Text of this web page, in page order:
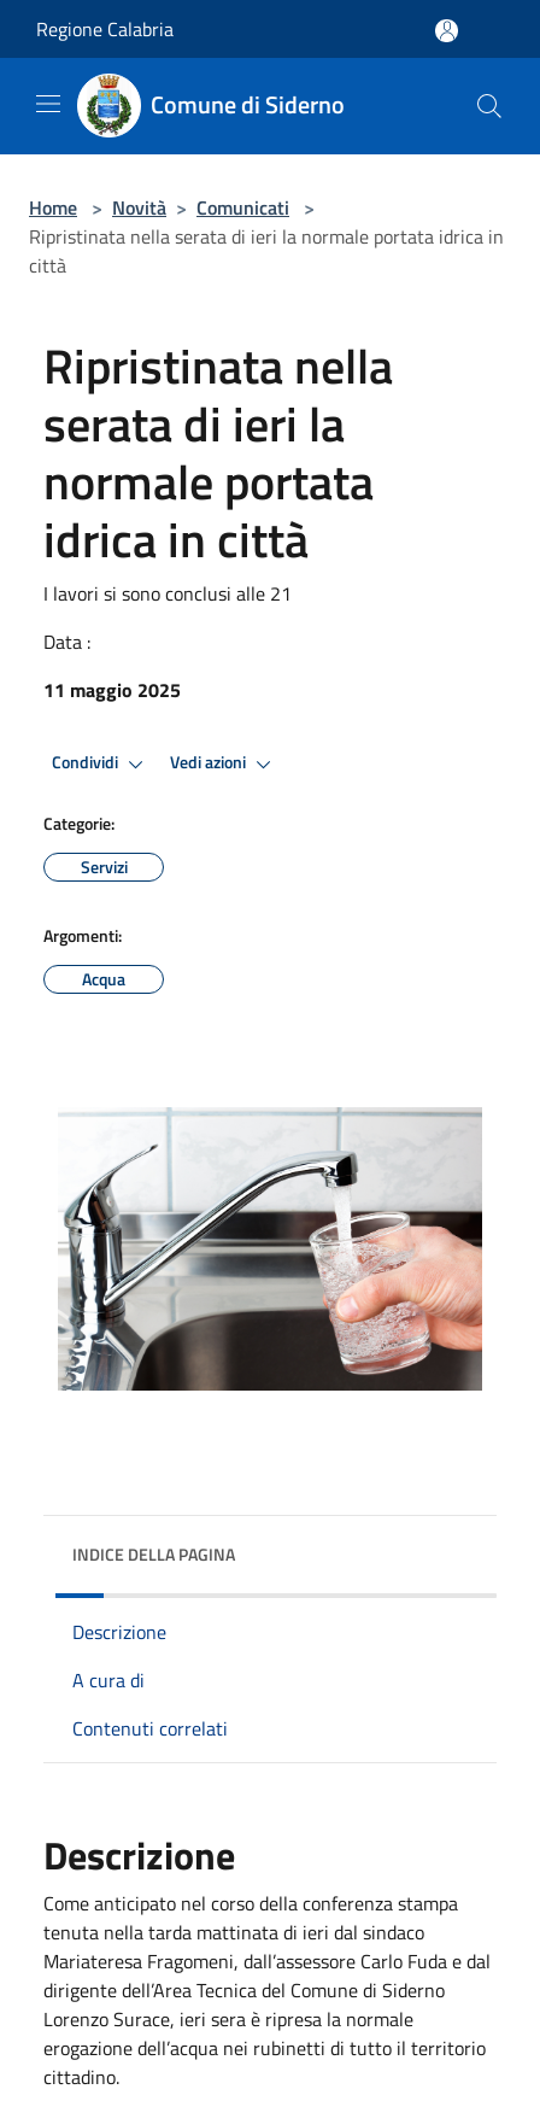
Regione Calabria
Comune di Siderno
Home > Novità > Comunicati >
Ripristinata nella serata di ieri la normale portata idrica in
città
Ripristinata nella
serata di ieri la
normale portata
idrica in città
I lavori si sono conclusi alle 21
Data :
11 maggio 2025
Condividi Vedi azioni
Categorie:
Servizi
Argomenti:
Acqua
INDICE DELLA PAGINA
Descrizione
A cura di
Contenuti correlati
Descrizione
Come anticipato nel corso della conferenza stampa
tenuta nella tarda mattinata di ieri dal sindaco
Mariateresa Fragomeni, dall’assessore Carlo Fuda e dal
dirigente dell’Area Tecnica del Comune di Siderno
Lorenzo Surace, ieri sera è ripresa la normale
erogazione dell’acqua nei rubinetti di tutto il territorio
cittadino.